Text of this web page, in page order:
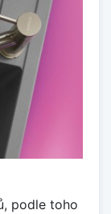
podle toho